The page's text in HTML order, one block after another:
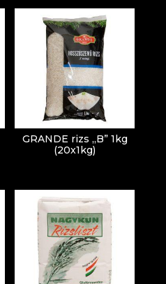
GRANDE rizs „B” 1kg
(20x1kg)